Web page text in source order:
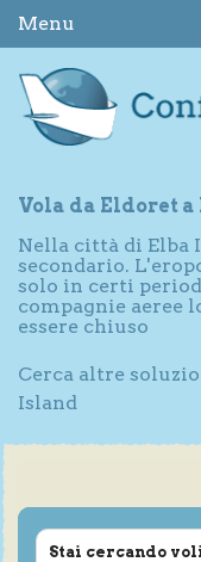
Menu
Vola da Eldoret
Nella città di Elba
secondario.
solo in certi
compagnie aeree
essere chiuso
Cerca altre
Island
Stai cercando